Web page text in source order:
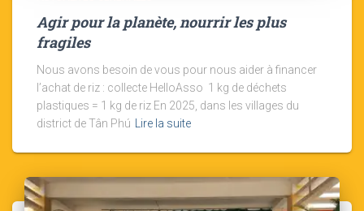
Agir pour la planète, nourrir les plus
fragiles
Nous avons besoin de vous pour nous aider à financer
l’achat de riz : collecte HelloAsso 1 kg de déchets
plastiques = 1 kg de riz En 2025, dans les villages du
district de Tân Phú Lire la suite